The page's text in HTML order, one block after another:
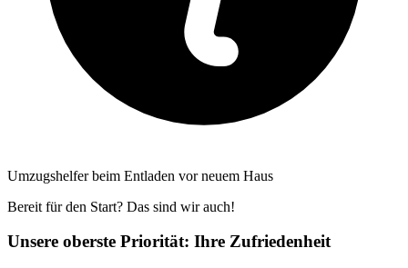
Umzugshelfer beim Entladen vor neuem Haus
Bereit für den Start? Das sind wir auch!
Unsere oberste Priorität: Ihre Zufriedenheit